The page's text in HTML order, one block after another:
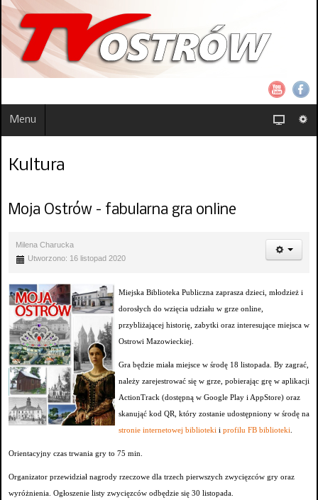
Menu
Kultura
Moja Ostrów - fabularna gra online
Milena Charucka
Utworzono: 16 listopad 2020
Miejska Biblioteka Publiczna zaprasza dzieci, młodzież i
dorosłych do wzięcia udziału w grze online,
przybliżającej historię, zabytki oraz interesujące miejsca w
Ostrowi Mazowieckiej.
Gra będzie miała miejsce w środę 18 listopada. By zagrać,
należy zarejestrować się w grze, pobierając grę w aplikacji
ActionTrack (dostępną w Google Play i AppStore) oraz
skanująć kod QR, który zostanie udostępniony w środę na
stronie internetowej biblioteki i profilu FB biblioteki.
Orientacyjny czas trwania gry to 75 min.
Organizator przewidział nagrody rzeczowe dla trzech pierwszych zwycięzców gry oraz
wyróżnienia. Ogłoszenie listy zwycięzców odbędzie się 30 listopada.